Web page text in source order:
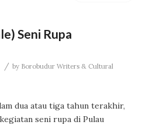
Seni Rupa
/ by Borobudur Writers & Cultural
dua atau tiga tahun terakhir,
seni rupa di Pulau